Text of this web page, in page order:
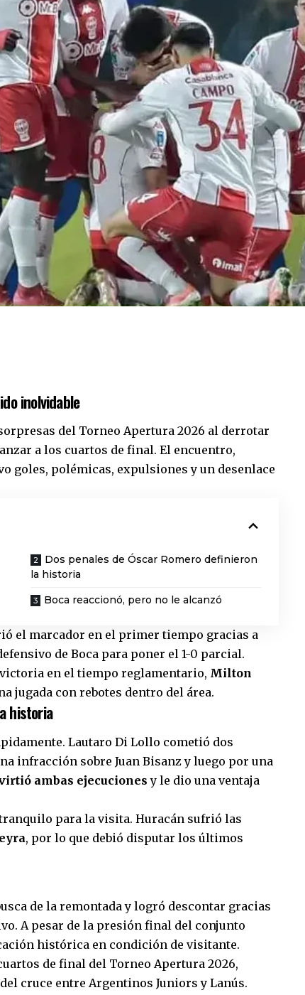
inolvidable
del Torneo Apertura 2026 al derrotar
a los cuartos de final. El encuentro,
goles, polémicas, expulsiones y un desenlace
Dos penales de Óscar Romero definieron
la historia
Boca reaccionó, pero no le alcanzó
el marcador en el primer tiempo gracias a
de Boca para poner el 1-0 parcial.
victoria en el tiempo reglamentario, Milton
jugada con rebotes dentro del área.
historia
Lautaro Di Lollo cometió dos
infracción sobre Juan Bisanz y luego por una
ambas ejecuciones y le dio una ventaja
para la visita. Huracán sufrió las
, por lo que debió disputar los últimos
de la remontada y logró descontar gracias
A pesar de la presión final del conjunto
histórica en condición de visitante.
de final del Torneo Apertura 2026,
cruce entre Argentinos Juniors y Lanús.